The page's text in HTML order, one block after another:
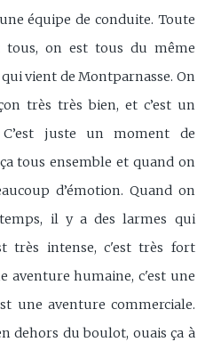
équipe de conduite. Toute
tous, on est tous du même
vient de Montparnasse. On
très très bien, et c’est un
juste un moment de
tous ensemble et quand on
d’émotion. Quand on
il y a des larmes qui
très intense, c'est très fort
aventure humaine, c'est une
une aventure commerciale.
dehors du boulot, ouais ça à